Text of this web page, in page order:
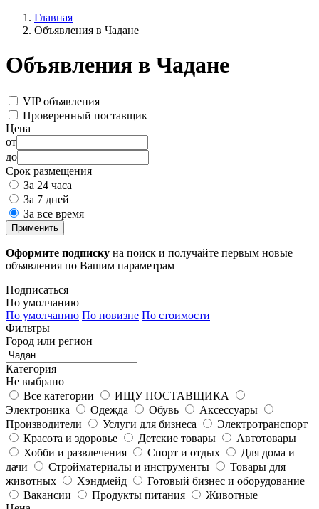
Главная
Объявления в Чадане
Объявления в Чадане
VIP объявления
Проверенный поставщик
Цена
от
до
Срок размещения
За 24 часа
За 7 дней
За все время
Применить
Оформите подписку на поиск и получайте первым новые
объявления по Вашим параметрам
Подписаться
По умолчанию
По умолчанию По новизне По стоимости
Фильтры
Город или регион
Категория
Не выбрано
Все категории
ИЩУ ПОСТАВЩИКА
Электроника
Одежда Обувь
Аксессуары
Производители
Услуги для бизнеса
Электротранспорт
Красота и здоровье
Детские товары
Автотовары
Хобби и развлечения
Спорт и отдых
Для дома и
дачи
Стройматериалы и инструменты
Товары для
животных
Хэндмейд
Готовый бизнес и оборудование
Вакансии
Продукты питания
Животные